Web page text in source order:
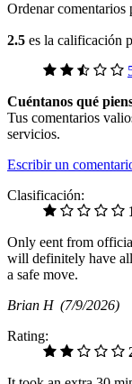
Ordenar comentarios
2.5 es la calificación
Cuéntanos qué
Tus comentarios
servicios.
Escribir un
Clasificación:
Only eent from
will definitely have
a safe move.
Brian H (7/9/2026)
Rating: